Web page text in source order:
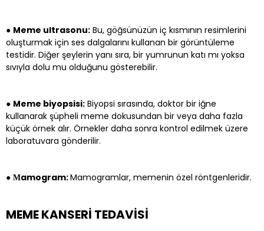
● Meme ultrasonu: Bu, göğsünüzün iç kısmının resimlerini
oluşturmak için ses dalgalarını kullanan bir görüntüleme
testidir. Diğer şeylerin yanı sıra, bir yumrunun katı mı yoksa
sıvıyla dolu mu olduğunu gösterebilir.
● Meme biyopsisi: Biyopsi sırasında, doktor bir iğne
kullanarak şüpheli meme dokusundan bir veya daha fazla
küçük örnek alır. Örnekler daha sonra kontrol edilmek üzere
laboratuvara gönderilir.
● Μamogram:Mamogramlar, memenin özel röntgenleridir.
MEME KANSERİ TEDAVİSİ